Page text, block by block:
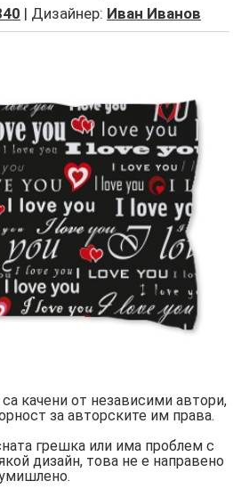
| Дизайнер: Иван Иванов
качени от независими автори,
за авторските им права.
грешка или има проблем с
дизайн, това не е направено